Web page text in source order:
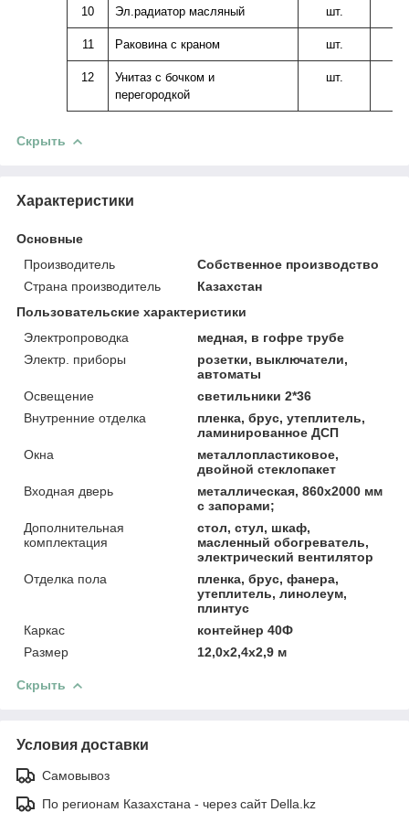
10 Эл.радиатор масляный шт.
11 Раковина с краном шт.
12
Унитаз с бочком и
перегородкой
шт.
Скрыть
Характеристики
Основные
Производитель
Собственное производство
Страна производитель
Казахстан
Пользовательские характеристики
Электропроводка
медная, в гофре трубе
Электр. приборы
розетки, выключатели,
автоматы
Освещение
светильники 2*36
Внутренние отделка
пленка, брус, утеплитель,
ламинированное ДСП
Окна
металлопластиковое,
двойной стеклопакет
Входная дверь
металлическая, 860х2000 мм
с запорами;
Дополнительная
комплектация
стол, стул, шкаф,
масленный обогреватель,
электрический вентилятор
Отделка пола
пленка, брус, фанера,
утеплитель, линолеум,
плинтус
Каркас
контейнер 40Ф
Размер
12,0х2,4х2,9 м
Скрыть
Условия доставки
Самовывоз
По регионам Казахстана - через сайт Della.kz